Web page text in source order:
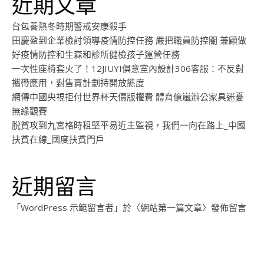
台包養熱冬時期警戒安康殺手
田慶盈到企業檢討領導疫情防控任務 嚴把職員防控關 兼顧做
好疫情防控和生森和診所健檢孩子運營任務
一次性座椅套火了！12JIUYI俱意室內設計306客服：不反對
攜帶應用，對售賣計劃持開放態度
網傳中國央視拒付世界杯天價版權費 體育億嵐辦公家具迷憂
無緣觀賽
脫貧攻到九宮格時租堅平易近主監視，我們一向在路上_中國
扶貧在線_國度扶貧門戶
近期留言
「WordPress 示範留言者 」於〈網站第一篇文章〉發佈留言